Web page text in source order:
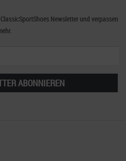
Newsletter und verpassen
ABONNIEREN